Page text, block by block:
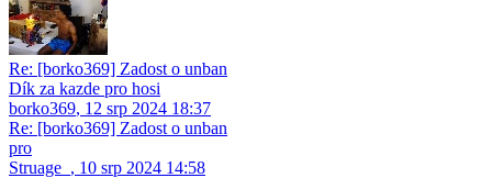
Re: [borko369] Zadost o unban
Dík za kazde pro hosi
borko369, 12 srp 2024 18:37
Re: [borko369] Zadost o unban
pro
Struage_ , 10 srp 2024 14:58